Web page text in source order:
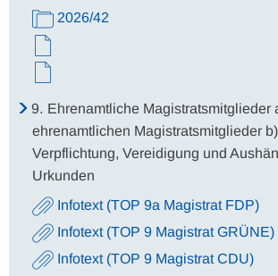
2026/42
9. Ehrenamtliche Magistratsmitglieder
ehrenamtlichen Magistratsmitglieder
Verpflichtung, Vereidigung und
Urkunden
Infotext (TOP 9a Magistrat FDP)
Infotext (TOP 9 Magistrat GRÜNE)
Infotext (TOP 9 Magistrat CDU)